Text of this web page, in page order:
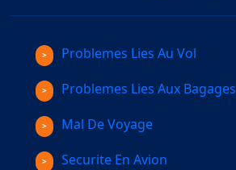
Problemes Lies Au Vol
Problemes Lies Aux Bagages
Mal De Voyage
Securite En Avion